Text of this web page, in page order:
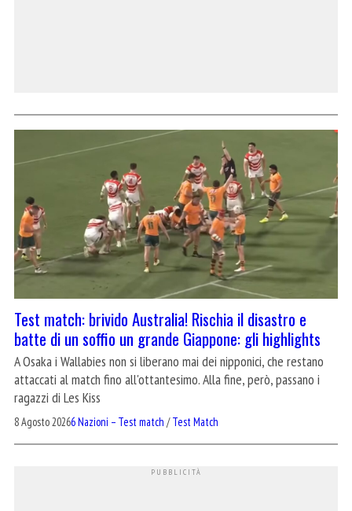
Test match: brivido Australia! Rischia il disastro e
batte di un soffio un grande Giappone: gli highlights
A Osaka i Wallabies non si liberano mai dei nipponici, che restano
attaccati al match fino all'ottantesimo. Alla fine, però, passano i
ragazzi di Les Kiss
8 Agosto 20266 Nazioni – Test match /Test Match